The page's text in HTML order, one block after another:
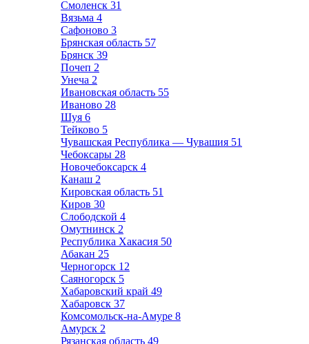
Смоленск 31
Вязьма 4
Сафоново 3
Брянская область 57
Брянск 39
Почеп 2
Унеча 2
Ивановская область 55
Иваново 28
Шуя 6
Тейково 5
Чувашская Республика — Чувашия 51
Чебоксары 28
Новочебоксарск 4
Канаш 2
Кировская область 51
Киров 30
Слободской 4
Омутнинск 2
Республика Хакасия 50
Абакан 25
Черногорск 12
Саяногорск 5
Хабаровский край 49
Хабаровск 37
Комсомольск-на-Амуре 8
Амурск 2
Рязанская область 49